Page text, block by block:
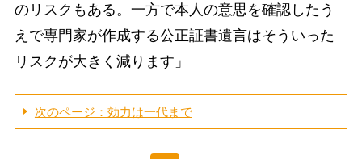
のリスクもある。一方で本人の意思を確認したう
えで専門家が作成する公正証書遺言はそういった
リスクが大きく減ります」
次のページ：効力は一代まで